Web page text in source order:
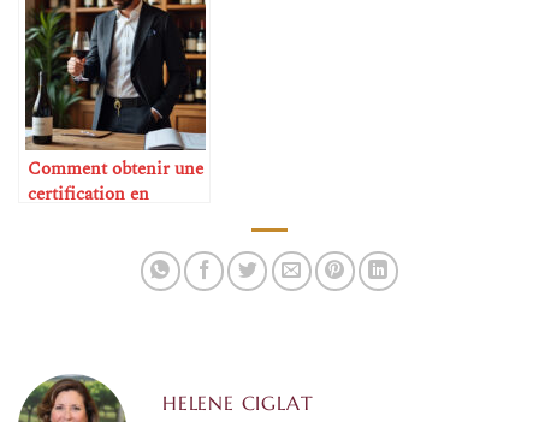
Comment obtenir une
certification en
HELENE CIGLAT